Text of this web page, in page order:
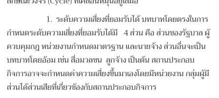
1. ระดับความเสี่ยงที่ยอมรับได้ บทบาทโดยตรงในการ
กำหนดระดับความเสี่ยงที่ยอมรับได้มี 4 ส่วน คือ ส่วนของรัฐบาล ผู้
ควบคุมกฎ หน่วยงานกำหนดมาตรฐาน และนายจ้าง ส่วนอื่นจะเป็น
บทบาทโดยอ้อม เช่น สื่อมวลชน ลูกจ้าง เป็นต้น สถานประกอบ
กิจการอาจจะกำหนดค่าความเสี่ยงขึ้นมาเองโดยมีหน่วยงาน กลุ่มผู้มี
ส่วนได้ส่วนเสียที่เกี่ยวข้องกับสถานประกอบกิจการ